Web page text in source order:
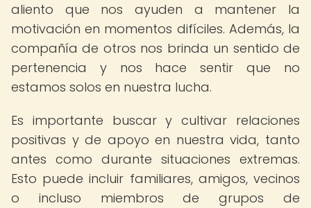
aliento que nos ayuden a mantener la
motivación en momentos difíciles. Además, la
compañía de otros nos brinda un sentido de
pertenencia y nos hace sentir que no
estamos solos en nuestra lucha.
Es importante buscar y cultivar relaciones
positivas y de apoyo en nuestra vida, tanto
antes como durante situaciones extremas.
Esto puede incluir familiares, amigos, vecinos
o incluso miembros de grupos de